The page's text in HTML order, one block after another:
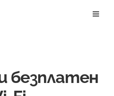
безплатен